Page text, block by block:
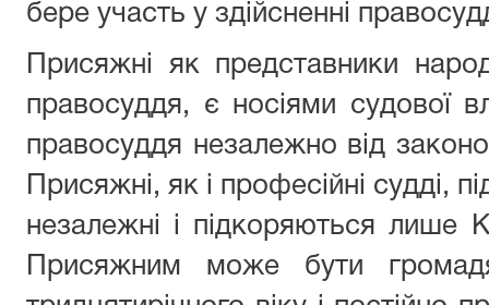
бере участь у здійсненні
Присяжні як представники
правосуддя, є носіями судової
правосуддя незалежно від
Присяжні, як і професійні судді,
незалежні і підкоряються лише
Присяжним може бути